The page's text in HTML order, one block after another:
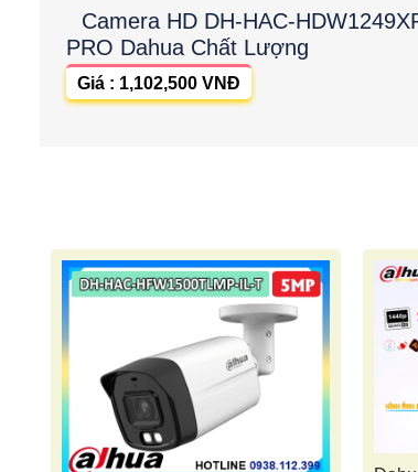
Camera HD DH-HAC-
PRO Dahua Chất Lượng
Giá : 1,102,500 VNĐ